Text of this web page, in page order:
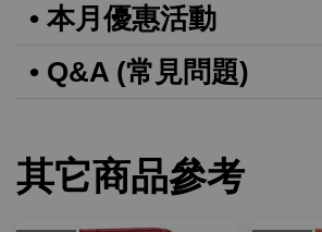
• 本月優惠活動
• Q&A (常見問題)
其它商品參考